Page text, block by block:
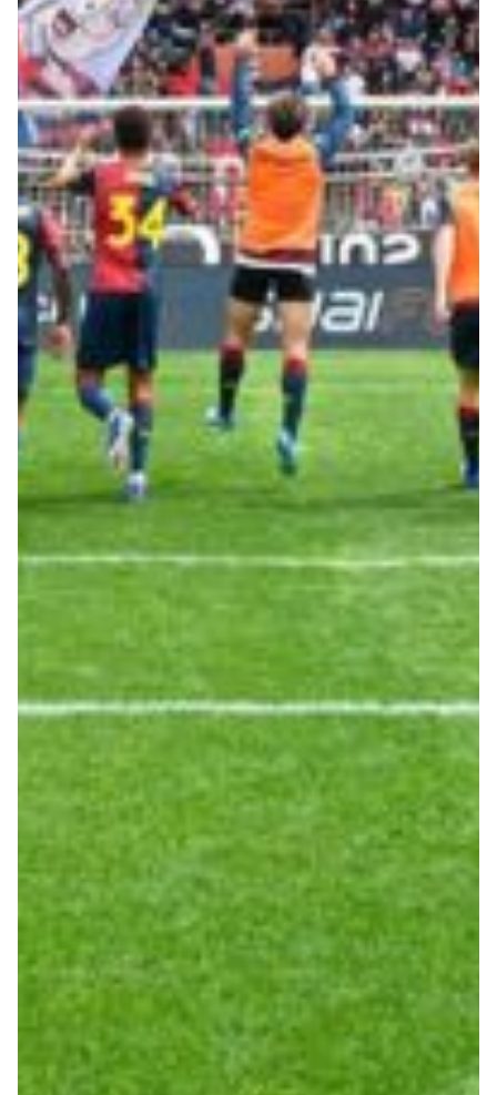
Robe di Kappa x Genoa
Vintage Collection
Red&Blue Voices
Kids
Accessori
Party
Outlet
Caffè Boasi x Genoa
Helan x Genoa
Isolani x Genoa
Gift Card Online Store
Fortissimo batte il mio cuor